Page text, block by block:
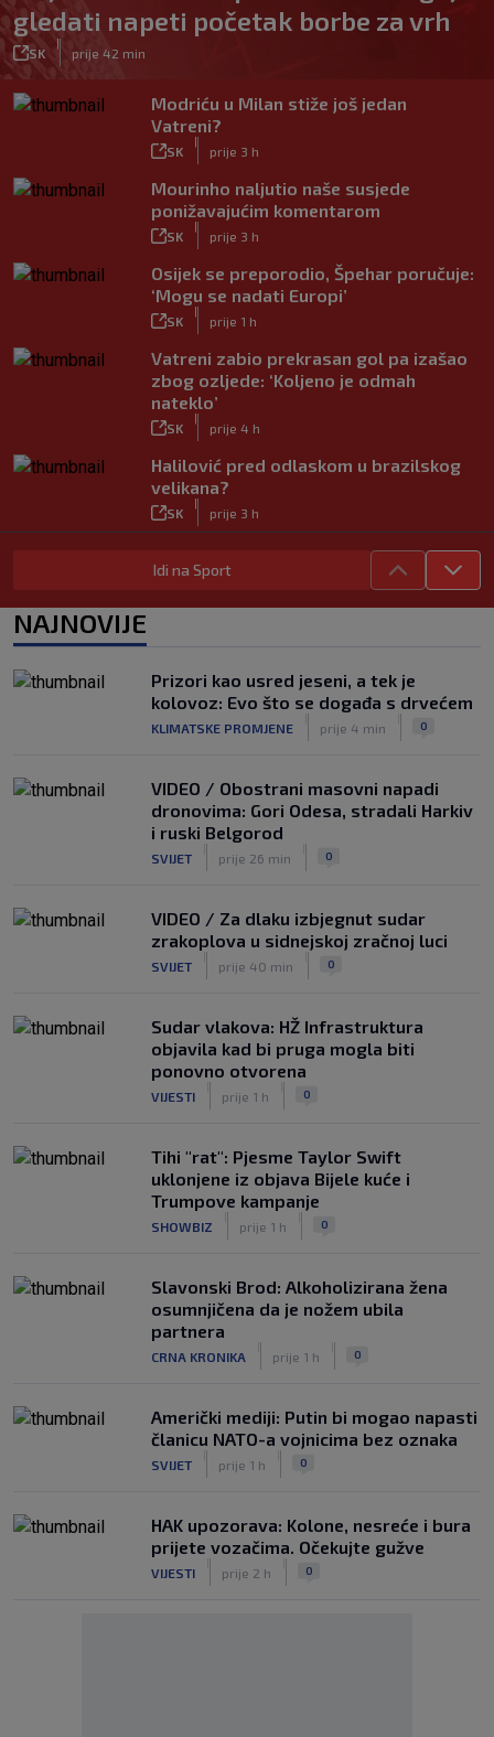
gledati napeti početak borbe za vrh
SK prije 42 min
Modriću u Milan stiže još jedan
Vatreni?
SK prije 3 h
Mourinho naljutio naše susjede
ponižavajućim komentarom
SK prije 3 h
Osijek se preporodio, Špehar poručuje:
‘Mogu se nadati Europi’
SK prije 1 h
Vatreni zabio prekrasan gol pa izašao
zbog ozljede: ‘Koljeno je odmah
nateklo’
SK prije 4 h
Halilović pred odlaskom u brazilskog
velikana?
SK prije 3 h
Carević nakon drugog poraza: ‘Ne
mogu biti ljutit, ovo nam mora biti
|
zadovoljni, tražimo stopera
SK prije 3 h
Zekić sasuo kritike nakon remija: ‘O
SK prije 1 h
Idi na Sport
NAJNOVIJE
Prizori kao usred jeseni, a tek je
kolovoz: Evo što se događa s drvećem
KLIMATSKE PROMJENE prije 4 min 0
VIDEO / Obostrani masovni napadi
dronovima: Gori Odesa, stradali Harkiv
i ruski Belgorod
SVIJET prije 26 min 0
VIDEO / Za dlaku izbjegnut sudar
zrakoplova u sidnejskoj zračnoj luci
SVIJET prije 40 min 0
Sudar vlakova: HŽ Infrastruktura
objavila kad bi pruga mogla biti
ponovno otvorena
VIJESTI prije 1 h 0
Tihi "rat": Pjesme Taylor Swift
uklonjene iz objava Bijele kuće i
Trumpove kampanje
SHOWBIZ prije 1 h 0
Slavonski Brod: Alkoholizirana žena
osumnjičena da je nožem ubila
partnera
CRNA KRONIKA prije 1 h 0
Američki mediji: Putin bi mogao napasti
članicu NATO-a vojnicima bez oznaka
SVIJET prije 1 h 0
HAK upozorava: Kolone, nesreće i bura
prijete vozačima. Očekujte gužve
VIJESTI prije 2 h 0